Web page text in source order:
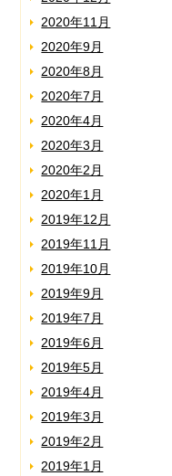
2020年11月
2020年9月
2020年8月
2020年7月
2020年4月
2020年3月
2020年2月
2020年1月
2019年12月
2019年11月
2019年10月
2019年9月
2019年7月
2019年6月
2019年5月
2019年4月
2019年3月
2019年2月
2019年1月